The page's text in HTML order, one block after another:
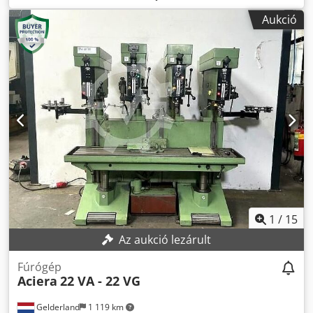
Sjrf Asztal mérete: 1400 x 275 mm Menetvágó
berendezéssel MARCELS MASCHINEN CH
Aukció
1 / 15
Az aukció lezárult
Gelderland 1 119 km
Fúrógép
Aciera 22 VA - 22 VG